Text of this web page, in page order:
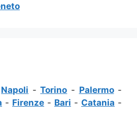
Napoli -Torino - Palermo-
- Firenze - Bari - Catania -